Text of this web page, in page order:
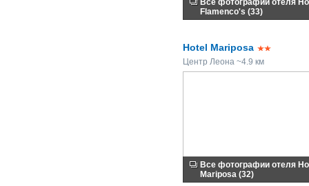
Все фотографии отеля
Flamenco's (33)
Hotel Mariposa
Центр Леона ~4.9 км
Все фотографии отеля
Mariposa (32)